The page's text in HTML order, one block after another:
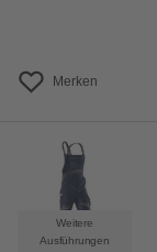
Merken
Weitere
Ausführungen